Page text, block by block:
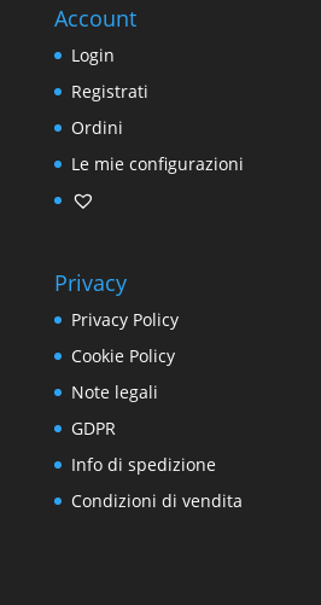
Account
Login
Registrati
Ordini
Le mie configurazioni
Privacy
Privacy Policy
Cookie Policy
Note legali
GDPR
Info di spedizione
Condizioni di vendita